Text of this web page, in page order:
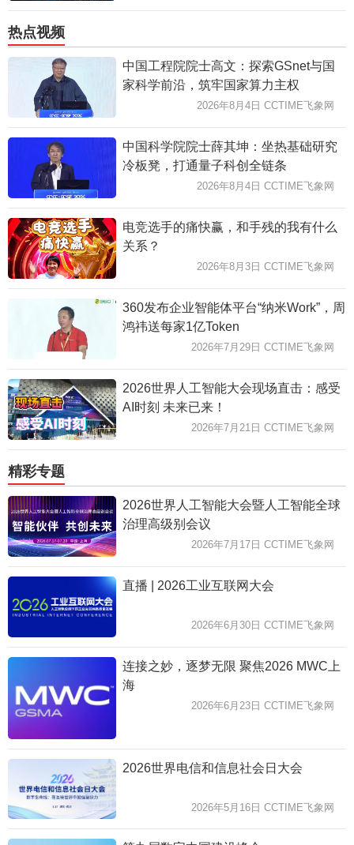
热点视频
中国工程院院士高文：探索GSnet与国
家科学前沿，筑牢国家算力主权
2026年8月4日 CCTIME飞象网
中国科学院院士薛其坤：坐热基础研究
冷板凳，打通量子科创全链条
2026年8月4日 CCTIME飞象网
电竞选手的痛快赢，和手残的我有什么
关系？
2026年8月3日 CCTIME飞象网
360发布企业智能体平台“纳米Work”，周
鸿祎送每家1亿Token
2026年7月29日 CCTIME飞象网
2026世界人工智能大会现场直击：感受
AI时刻 未来已来！
2026年7月21日 CCTIME飞象网
精彩专题
2026世界人工智能大会暨人工智能全球
治理高级别会议
2026年7月17日 CCTIME飞象网
直播 | 2026工业互联网大会
2026年6月30日 CCTIME飞象网
连接之妙，逐梦无限 聚焦2026 MWC上
海
2026年6月23日 CCTIME飞象网
2026世界电信和信息社会日大会
2026年5月16日 CCTIME飞象网